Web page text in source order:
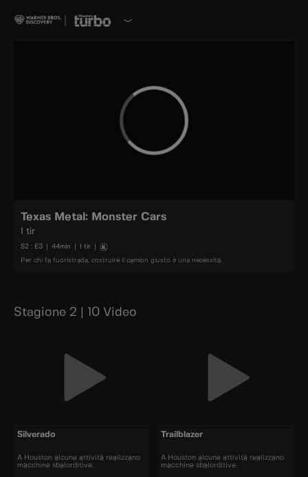
Texas Metal: Monster Cars
I tir
S2 : E3 44min I tir
Per chi fa fuoristrada, costruire il camion giusto è una necessità.
Stagione 2 | 10 Video
Silverado
A Houston alcune attività realizzano
macchine sbalorditive.
Trailblazer
A Houston alcune attività realizzano
macchine sbalorditive.